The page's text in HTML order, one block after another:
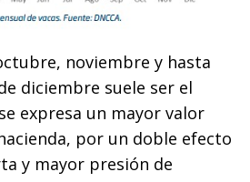
noviembre y hasta
diciembre suele ser el
expresa un mayor valor
por un doble efecto
y mayor presión de